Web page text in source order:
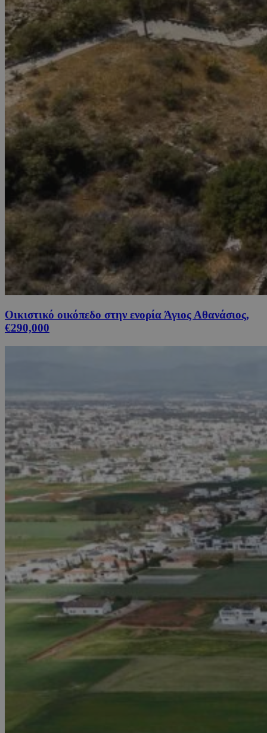
Οικιστικό οικόπεδο στην ενορία Άγιος Αθανάσιος,
€290,000